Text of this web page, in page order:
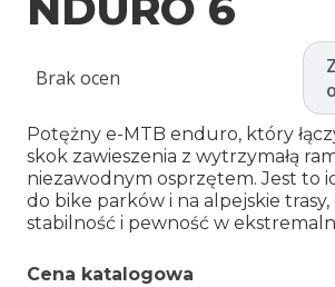
Brak ocen
Potężny e-MTB enduro, który
skok zawieszenia z wytrzymałą
niezawodnym osprzętem. Jest to
do bike parków i na alpejskie
stabilność i pewność w
Cena katalogowa